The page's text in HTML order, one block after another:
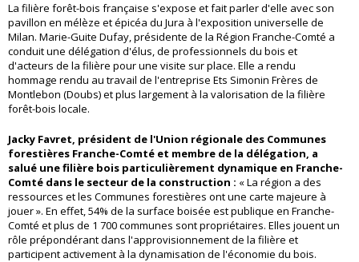
La filière forêt-bois française s'expose et fait parler d'elle avec son
pavillon en mélèze et épicéa du Jura à l'exposition universelle de
Milan. Marie-Guite Dufay, présidente de la Région Franche-Comté a
conduit une délégation d'élus, de professionnels du bois et
d'acteurs de la filière pour une visite sur place. Elle a rendu
hommage rendu au travail de l'entreprise Ets Simonin Frères de
Montlebon (Doubs) et plus largement à la valorisation de la filière
forêt-bois locale.
Jacky Favret, président de l'Union régionale des Communes
forestières Franche-Comté et membre de la délégation, a
salué une filière bois particulièrement dynamique en Franche-
Comté dans le secteur de la construction : « La région a des
ressources et les Communes forestières ont une carte majeure à
jouer ». En effet, 54% de la surface boisée est publique en Franche-
Comté et plus de 1 700 communes sont propriétaires. Elles jouent un
rôle prépondérant dans l'approvisionnement de la filière et
participent activement à la dynamisation de l'économie du bois.